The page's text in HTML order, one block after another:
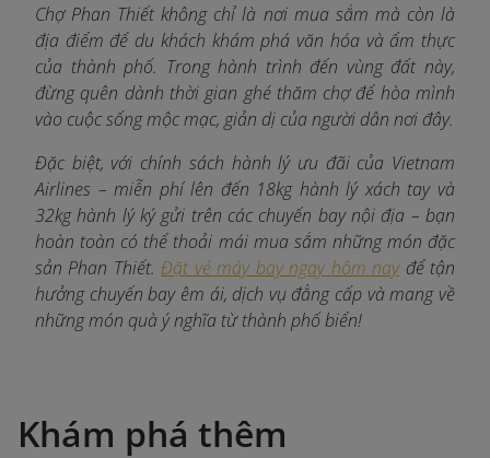
Chợ Phan Thiết không chỉ là nơi mua sắm mà còn là
địa điểm để du khách khám phá văn hóa và ẩm thực
của thành phố. Trong hành trình đến vùng đất này,
đừng quên dành thời gian ghé thăm chợ để hòa mình
vào cuộc sống mộc mạc, giản dị của người dân nơi đây.
Đặc biệt, với chính sách hành lý ưu đãi của Vietnam
Airlines – miễn phí lên đến 18kg hành lý xách tay và
32kg hành lý ký gửi trên các chuyến bay nội địa – bạn
hoàn toàn có thể thoải mái mua sắm những món đặc
sản Phan Thiết. Đặt vé máy bay ngay hôm nayđể tận
hưởng chuyến bay êm ái, dịch vụ đẳng cấp và mang về
những món quà ý nghĩa từ thành phố biển!
Khám phá thêm